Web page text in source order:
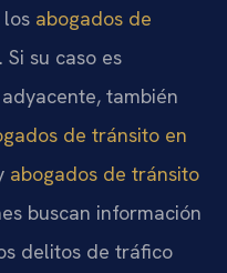
abogados de
. Si su caso es
también
de tránsito en
abogados de tránsito
buscan información
delitos de tráfico